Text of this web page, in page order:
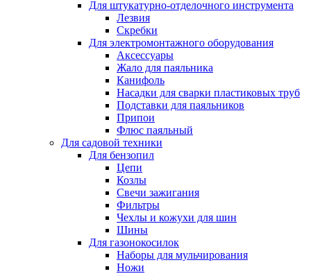
Для штукатурно-отделочного инструмента
Лезвия
Скребки
Для электромонтажного оборудования
Аксессуары
Жало для паяльника
Канифоль
Насадки для сварки пластиковых труб
Подставки для паяльников
Припои
Флюс паяльный
Для садовой техники
Для бензопил
Цепи
Козлы
Свечи зажигания
Фильтры
Чехлы и кожухи для шин
Шины
Для газонокосилок
Наборы для мульчирования
Ножи